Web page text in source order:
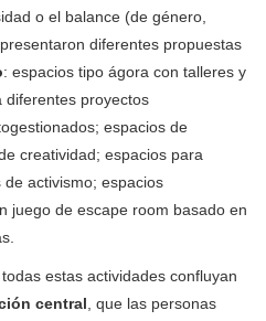
o el balance (de género,
diferentes propuestas
: espacios tipo ágora con talleres y
diferentes proyectos
espacios de
creatividad; espacios para
activismo; espacios
juego de escape room basado en
estas actividades confluyan
central, que las personas